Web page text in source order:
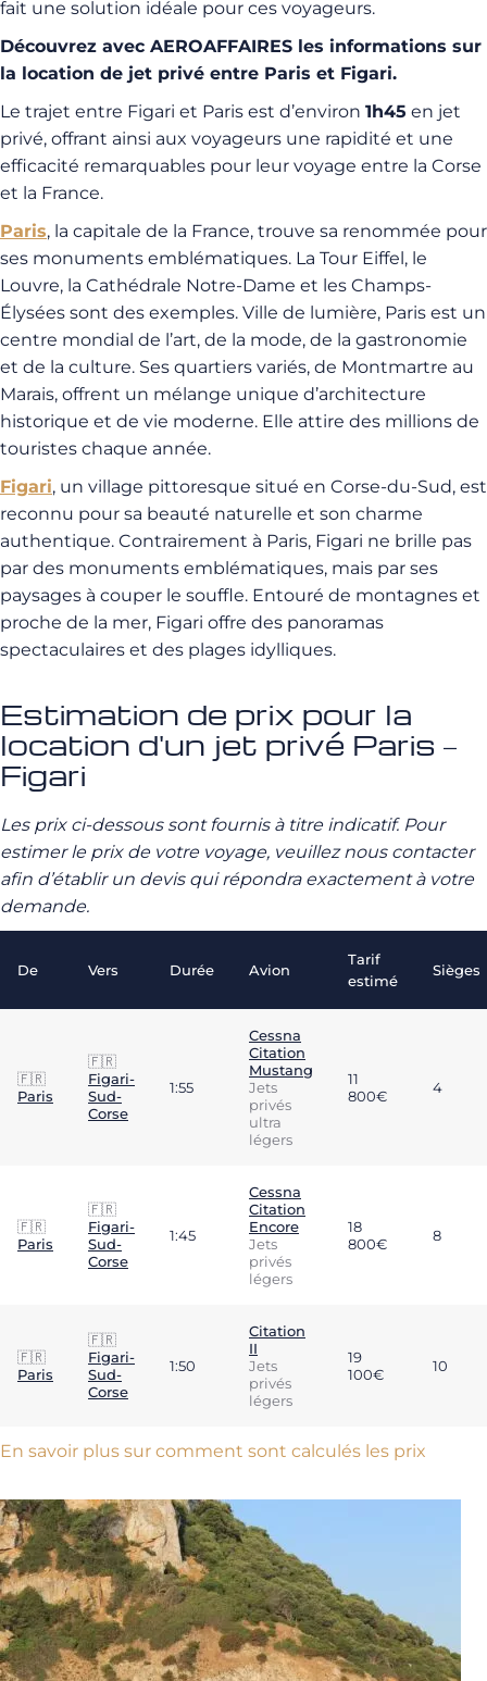
fait une solution idéale pour ces voyageurs.
Découvrez avec AEROAFFAIRES les informations sur
la location de jet privé entre Paris et Figari.
Le trajet entre Figari et Paris est d’environ 1h45 en jet
privé, offrant ainsi aux voyageurs une rapidité et une
efficacité remarquables pour leur voyage entre la Corse
et la France.
Paris, la capitale de la France, trouve sa renommée pour
ses monuments emblématiques. La Tour Eiffel, le
Louvre, la Cathédrale Notre-Dame et les Champs-
Élysées sont des exemples. Ville de lumière, Paris est un
centre mondial de l’art, de la mode, de la gastronomie
et de la culture. Ses quartiers variés, de Montmartre au
Marais, offrent un mélange unique d’architecture
historique et de vie moderne. Elle attire des millions de
touristes chaque année.
Figari, un village pittoresque situé en Corse-du-Sud, est
reconnu pour sa beauté naturelle et son charme
authentique. Contrairement à Paris, Figari ne brille pas
par des monuments emblématiques, mais par ses
paysages à couper le souffle. Entouré de montagnes et
proche de la mer, Figari offre des panoramas
spectaculaires et des plages idylliques.
Estimation de prix pour la
location d'un jet privé Paris –
Figari
Les prix ci-dessous sont fournis à titre indicatif. Pour
estimer le prix de votre voyage, veuillez nous contacter
afin d’établir un devis qui répondra exactement à votre
demande.
De Vers Durée Avion
Tarif
estimé
Sièges
🇫🇷
Paris
🇫🇷
Figari-
Sud-
Corse
1:55
Cessna
Citation
Mustang
Jets
privés
ultra
légers
11
800€
4
🇫🇷
Paris
🇫🇷
Figari-
Sud-
Corse
1:45
Cessna
Citation
Encore
Jets
privés
légers
18
800€
8
🇫🇷
Paris
🇫🇷
Figari-
Sud-
Corse
1:50
Citation
II
Jets
privés
légers
19
100€
10
En savoir plus sur comment sont calculés les prix